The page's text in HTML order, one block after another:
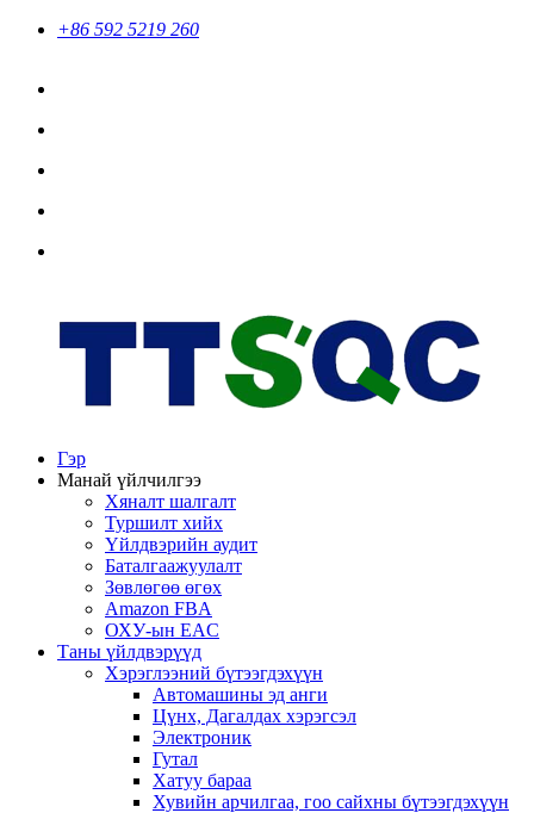
+86 592 5219 260
Гэр
Манай үйлчилгээ
Хяналт шалгалт
Туршилт хийх
Үйлдвэрийн аудит
Баталгаажуулалт
Зөвлөгөө өгөх
Amazon FBA
ОХУ-ын EAC
Таны үйлдвэрүүд
Хэрэглээний бүтээгдэхүүн
Автомашины эд анги
Цүнх, Дагалдах хэрэгсэл
Электроник
Гутал
Хатуу бараа
Хувийн арчилгаа, гоо сайхны бүтээгдэхүүн